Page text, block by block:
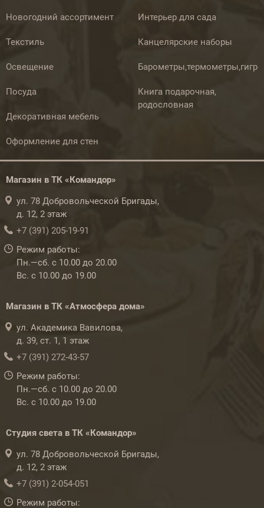
Новогодний ассортимент
Текстиль
Освещение
Посуда
Декоративная мебель
Оформление для стен
Интерьер для сада
Канцелярские наборы
Книга подарочная,
родословная
Магазин в ТК «Командор»
ул. 78 Добровольческой Бригады,
д. 12, 2 этаж
+7 (391) 205-19-91
Режим работы:
Пн.—сб. с 10.00 до 20.00
Вс. с 10.00 до 19.00
Магазин в ТК «Атмосфера дома»
ул. Академика Вавилова,
д. 39, ст. 1, 1 этаж
+7 (391) 272-43-57
Режим работы:
Пн.—сб. с 10.00 до 20.00
Вс. с 10.00 до 19.00
Студия света в ТК «Командор»
ул. 78 Добровольческой Бригады,
д. 12, 2 этаж
+7 (391) 2-054-051
Режим работы: